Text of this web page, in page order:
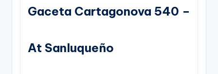
Gaceta Cartagonova 540 –
At Sanluqueño